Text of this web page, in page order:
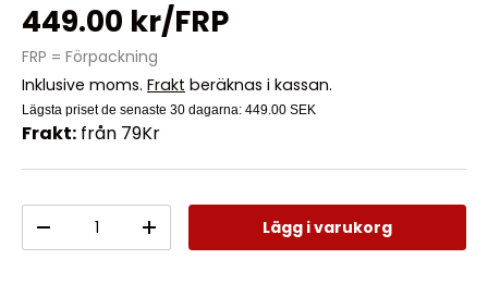
449.00 kr/FRP
FRP = Förpackning
Inklusive moms. Frakt beräknas i kassan.
Lägsta priset de senaste 30 dagarna: 449.00 SEK
Frakt: från 79Kr
-
+ Lägg i varukorg